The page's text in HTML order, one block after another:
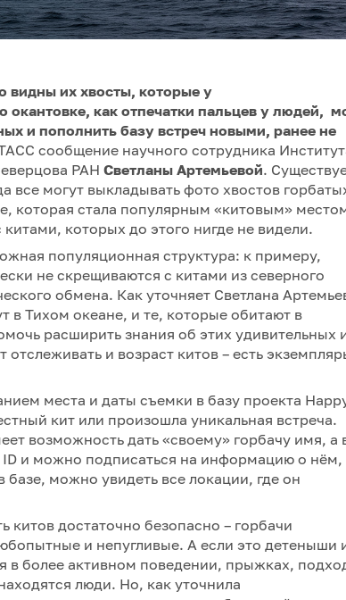
видны их хвосты, которые у
как отпечатки пальцев у людей,
и пополнить базу встреч новыми, ранее не
сообщение научного сотрудника
РАН Светланы Артемьевой.
все могут выкладывать фото хвостов
которая стала популярным «китовым»
которых до этого нигде не видели.
популяционная структура: к примеру,
не скрещиваются с китами из северного
обмена. Как уточняет Светлана
в Тихом океане, и те, которые обитают в
расширить знания об этих удивительных
и возраст китов – есть
места и даты съемки в базу проекта
кит или произошла уникальная встреча.
возможность дать «своему» горбачу имя, а
ID и можно подписаться на информацию о нём,
базе, можно увидеть все локации, где он
достаточно безопасно – горбачи
и непугливые. А если это детеныши
в более активном поведении, прыжках,
люди. Но, как уточнила